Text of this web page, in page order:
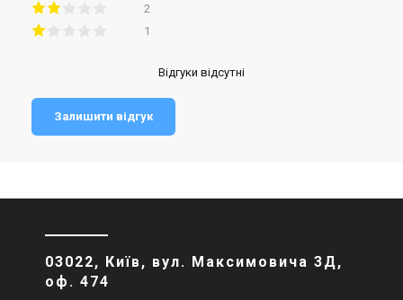
2
1
Відгуки відсутні
Залишити відгук
03022, Київ, вул. Максимовича 3Д,
оф. 474